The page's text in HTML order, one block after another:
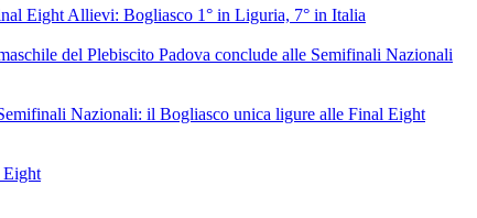
Eight Allievi: Bogliasco 1° in Liguria, 7° in Italia
del Plebiscito Padova conclude alle Semifinali Nazionali
Nazionali: il Bogliasco unica ligure alle Final Eight